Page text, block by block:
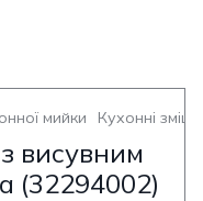
мийки Кухонні
висувним
(32294002)